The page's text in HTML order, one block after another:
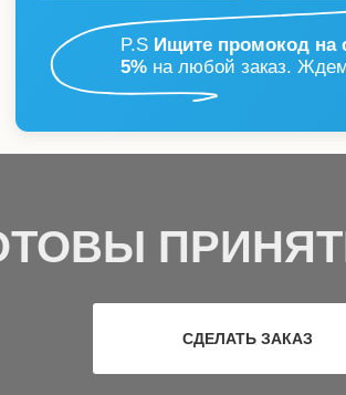
СДЕЛАТЬ ЗАКАЗ